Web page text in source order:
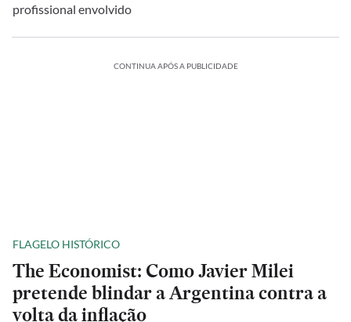
profissional envolvido
CONTINUA APÓS A PUBLICIDADE
FLAGELO HISTÓRICO
The Economist: Como Javier Milei
pretende blindar a Argentina contra a
volta da inflação